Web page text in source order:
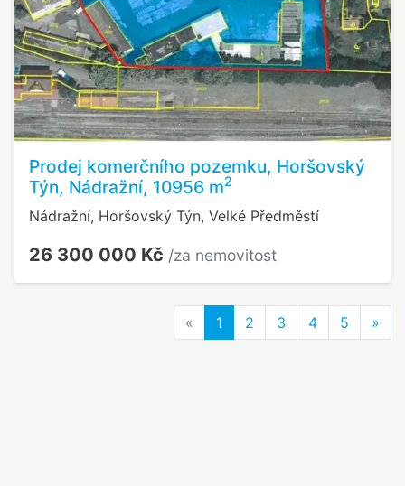
Prodej komerčního pozemku, Horšovský
Týn, Nádražní, 10956 m2
Nádražní, Horšovský Týn, Velké Předměstí
26 300 000 Kč /za nemovitost
« Previous
1 2 3 4 5 »